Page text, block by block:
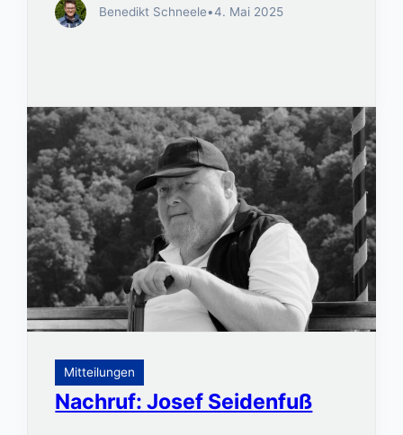
Benedikt Schneele•4. Mai 2025
Mitteilungen
Nachruf: Josef Seidenfuß